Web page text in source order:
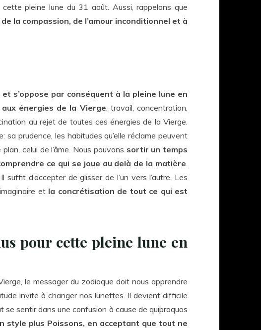
pleine lune du 31 août. Aussi, rappelons que
la compassion, de l’amour inconditionnel et à
s’oppose par conséquent à la pleine lune en
énergies de la Vierge: travail, concentration,
au rejet de toutes ces énergies de la Vierge.
prudence, les habitudes qu’elle réclame peuvent
celui de l’âme. Nous pouvons sortir un temps
ce qui se joue au delà de la matière.
d’accepter de glisser de l’un vers l’autre. Les
et la concrétisation de tout ce qui est
pour cette pleine lune en
le messager du zodiaque doit nous apprendre
invite à changer nos lunettes. Il devient difficile
se sentir dans une confusion à cause de quiproquos
style plus Poissons, en acceptant que tout ne